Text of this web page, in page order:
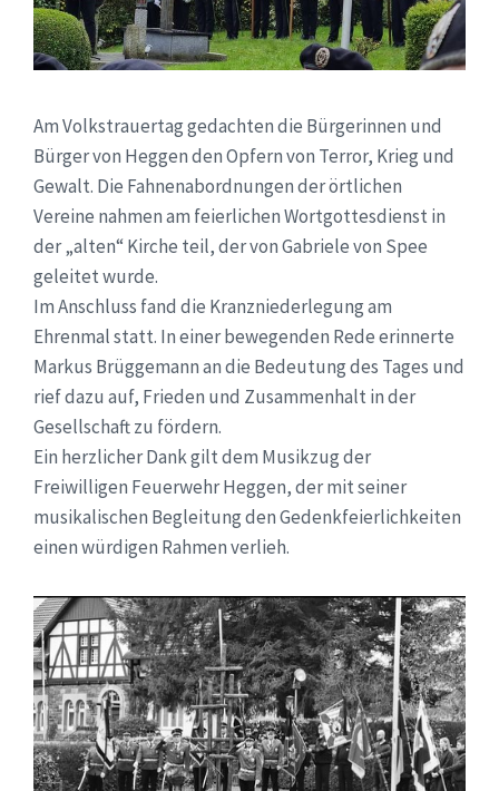
Am Volkstrauertag gedachten die Bürgerinnen und
Bürger von Heggen den Opfern von Terror, Krieg und
Gewalt. Die Fahnenabordnungen der örtlichen
Vereine nahmen am feierlichen Wortgottesdienst in
der „alten“ Kirche teil, der von Gabriele von Spee
geleitet wurde.
Im Anschluss fand die Kranzniederlegung am
Ehrenmal statt. In einer bewegenden Rede erinnerte
Markus Brüggemann an die Bedeutung des Tages und
rief dazu auf, Frieden und Zusammenhalt in der
Gesellschaft zu fördern.
Ein herzlicher Dank gilt dem Musikzug der
Freiwilligen Feuerwehr Heggen, der mit seiner
musikalischen Begleitung den Gedenkfeierlichkeiten
einen würdigen Rahmen verlieh.